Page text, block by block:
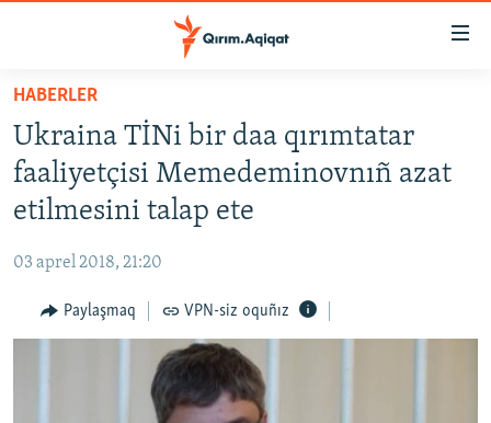
Esas
qaytmaq
Baş
navigatsiyağa
qaytmaq
Qıdıruvğa
qaytmaq
HABERLER
SİYASET
İQTİSADİYAT
MEDENİYET
İNSAN AQLARI
HABERLER
Ukraina TİNi bir daa qırımtatar
faaliyetçisi Memedeminovnıñ azat
etilmesini talap ete
03 aprel 2018, 21:20
Paylaşmaq VPN-siz oquñız